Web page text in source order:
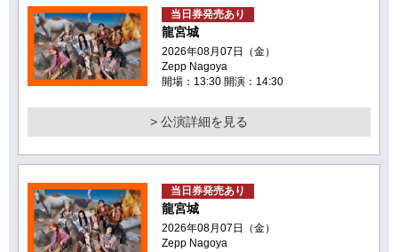
当日券発売あり
龍宮城
2026年08月07日（金）
Zepp Nagoya
開場：13:30 開演：14:30
> 公演詳細を見る
当日券発売あり
龍宮城
2026年08月07日（金）
Zepp Nagoya